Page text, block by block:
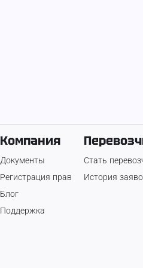
Компания
Документы
Регистрация прав
Блог
Поддержка
Стать
История